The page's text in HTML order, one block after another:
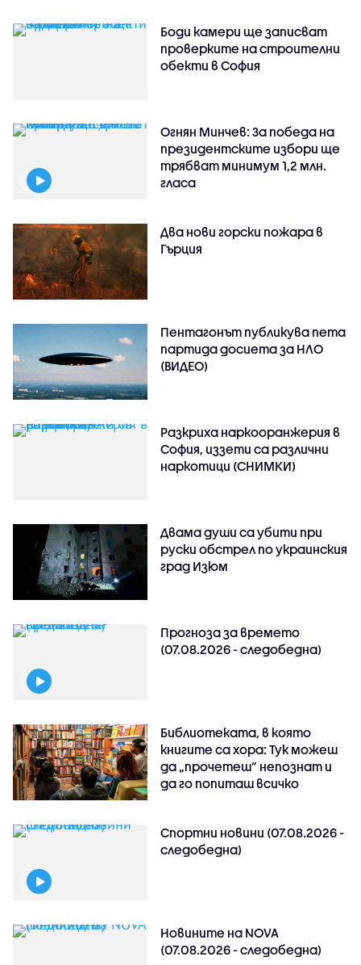
Боди камери ще записват
проверките на строителни
обекти в София
Огнян Минчев: За победа на
президентските избори ще
трябват минимум 1,2 млн.
гласа
Два нови горски пожара в
Гърция
Пентагонът публикува пета
партида досиета за НЛО
(ВИДЕО)
Разкриха наркооранжерия в
София, иззети са различни
наркотици (СНИМКИ)
Двама души са убити при
руски обстрeл по украинския
град Изюм
Прогноза за времето
(07.08.2026 - следобедна)
Библиотеката, в която
книгите са хора: Тук можеш
да „прочетеш“ непознат и
да го попиташ всичко
Спортни новини (07.08.2026 -
следобедна)
Новините на NOVA
(07.08.2026 - следобедна)